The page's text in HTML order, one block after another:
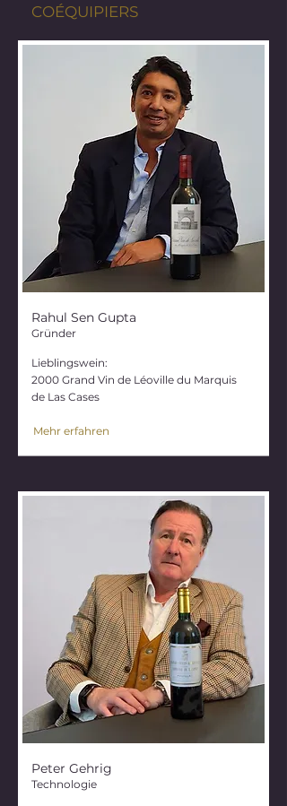
COÉQUIPIERS
Rahul Sen Gupta
Gründer
Lieblingswein:
2000 Grand Vin de Léoville du Marquis
de Las Cases
Peter Gehrig
Technologie
Mehr erfahren